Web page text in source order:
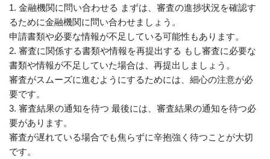
1. 金融機関に問い合わせる まずは、審査の進捗状況を確認す
るために金融機関に問い合わせましょう。
申請書類や必要な情報が不足している可能性もあります。
2. 審査に関係する書類や情報を再提出する もし審査に必要な
書類や情報が不足していた場合は、再提出しましょう。
審査がスムーズに進むようにするためには、細心の注意が必
要です。
3. 審査結果の通知を待つ 最後には、審査結果の通知を待つ必
要があります。
審査が遅れている場合でも焦らずに辛抱強く待つことが大切
です。